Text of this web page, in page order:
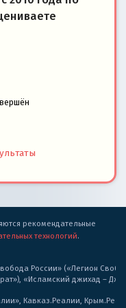
рекомендательные
технологий.
России» («Легион
«Исламский джихад –
Кавказ.Реалии,